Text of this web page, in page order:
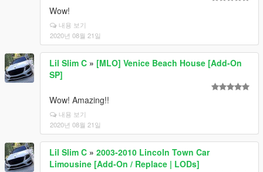
Wow!
내용 보기
2020년 08월 21일
Lil Slim C » [MLO] Venice Beach House [Add-On
SP]
Wow! Amazing!!
내용 보기
2020년 08월 21일
Lil Slim C » 2003-2010 Lincoln Town Car
Limousine [Add-On / Replace | LODs]